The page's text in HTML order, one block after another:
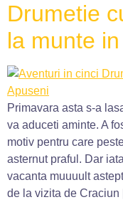
Drumetie
la munte
Primavara asta s-a
va aduceti aminte. A
motiv pentru care
asternut praful. Dar
vacanta muuuult
de la vizita de